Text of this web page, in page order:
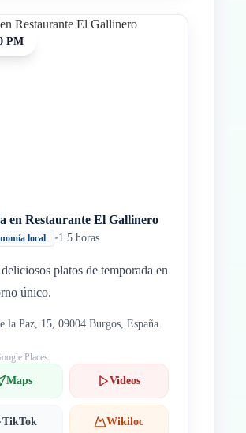
PM
en Restaurante El Gallinero
local •1.5 horas
platos de temporada en
único.
la Paz, 15, 09004 Burgos, España
Places
Maps Videos
TikTok Wikiloc